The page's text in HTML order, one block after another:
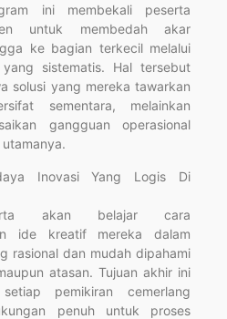
ini membekali peserta
untuk membedah akar
ke bagian terkecil melalui
sistematis. Hal tersebut
solusi yang mereka tawarkan
sementara, melainkan
gangguan operasional
Inovasi Yang Logis Di
akan belajar cara
ide kreatif mereka dalam
rasional dan mudah dipahami
atasan. Tujuan akhir ini
pemikiran cemerlang
penuh untuk proses